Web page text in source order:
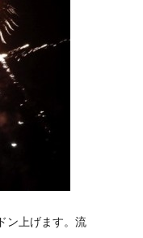
ン上げます。流